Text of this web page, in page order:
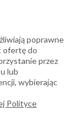
poprawne
ofertę do
przez
lub
wybierając
Polityce